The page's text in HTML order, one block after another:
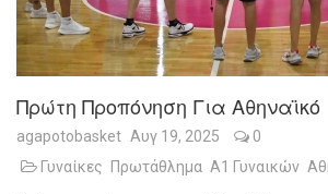
Πρώτη Προπόνηση Για Αθηναϊκό
agapotobasket Αυγ 19, 2025
0
Γυναίκες
Πρωτάθλημα Α1 Γυναικών